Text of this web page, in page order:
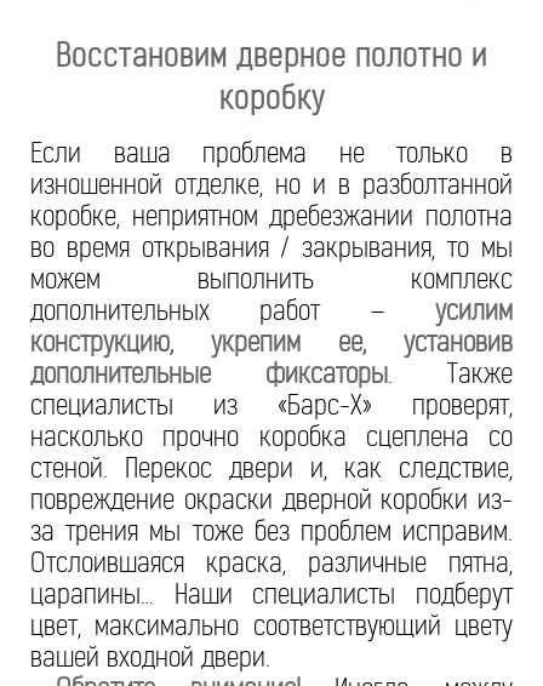
Восстановим дверное полотно и
коробку
Если ваша проблема не только в
изношенной отделке, но и в разболтанной
коробке, неприятном дребезжании полотна
во время открывания / закрывания, то мы
можем выполнить комплекс
дополнительных работ – усилим
конструкцию, укрепим ее, установив
дополнительные фиксаторы. Также
специалисты из «Барс-Х» проверят,
насколько прочно коробка сцеплена со
стеной. Перекос двери и, как следствие,
повреждение окраски дверной коробки из-
за трения мы тоже без проблем исправим.
Отслоившаяся краска, различные пятна,
царапины… Наши специалисты подберут
цвет, максимально соответствующий цвету
вашей входной двери.